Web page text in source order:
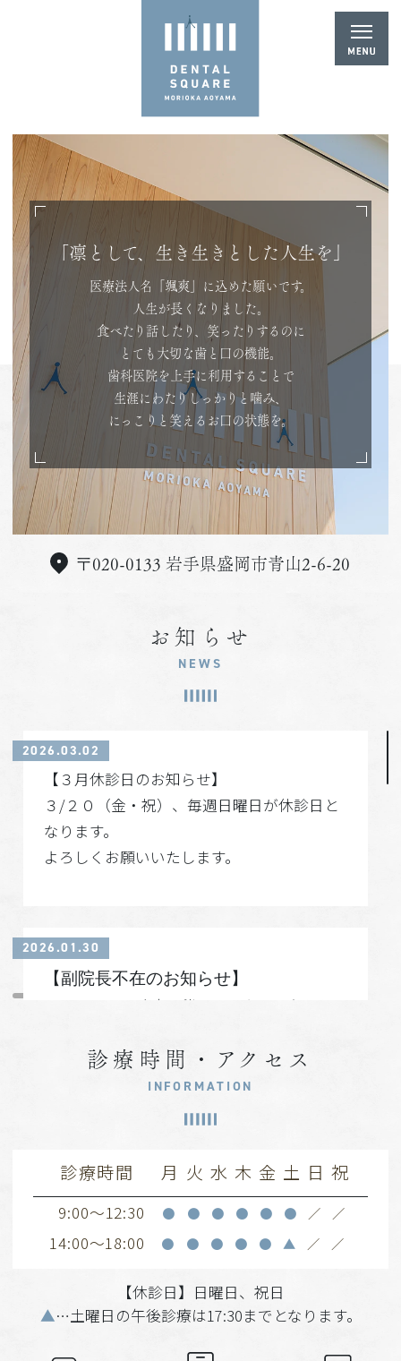
「凛として、生き生きとした人生を」
医療法人名「颯爽」に込めた願いです。
人生が長くなりました。
食べたり話したり、笑ったりするのに
とても大切な歯と口の機能。
歯科医院を上手に利用することで
生涯にわたりしっかりと噛み、
にっこりと笑えるお口の状態を。
「デンタルスクエアもりおか青山」
スクエアは、人が集まる広場、交差点。
健康を大切に思う人が
自ら集まる歯科の広場を目指しています。
〒020-0133 岩手県盛岡市青山2-6-20
お知らせ
NEWS
2026.03.02
【３月休診日のお知らせ】
３/２０（金・祝）、毎週日曜日が休診日と
なります。
よろしくお願いいたします。
2026.01.30
【副院長不在のお知らせ】
ロンドンでの診療に伴い2/24より不在となり
診療日などの詳細はインスタグラム、HPに
て随時お知らせしていきます。
ご不便をおかけいたしますがご理解の程よろ
当院instagram：
https://www.instagram.com/dentalsquare2024?
https://www.instagram.com/bloomdentallondon?
igsh=MXF1cm54bDY3ZW9hMA==
診療時間・アクセス
INFORMATION
診療時間 月 火 水 木 金 土 日 祝
9:00～12:30 ● ● ● ● ● ● ／ ／
14:00～18:00 ● ● ● ● ● ▲ ／ ／
【休診日】日曜日、祝日
▲…土曜日の午後診療は17:30までとなります。